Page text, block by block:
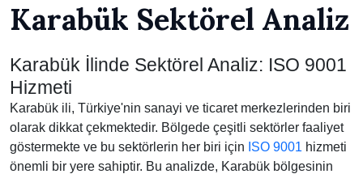
Karabük Sektörel Analiz
Karabük İlinde Sektörel Analiz: ISO 9001
Hizmeti
Karabük ili, Türkiye'nin sanayi ve ticaret merkezlerinden biri
olarak dikkat çekmektedir. Bölgede çeşitli sektörler faaliyet
göstermekte ve bu sektörlerin her biri için ISO 9001 hizmeti
önemli bir yere sahiptir. Bu analizde, Karabük bölgesinin